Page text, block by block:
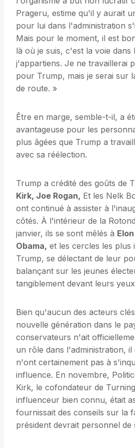
Prageru, estime qu'il y aurait
pour lui dans l'administration
Mais pour le moment, il est
là où je suis, c'est la voie dans
j'appartiens. Je ne travaillerai
pour Trump, mais je serai sur
de route. »
Être en marge, semble-t-il, a
avantageuse pour les
plus âgées que Trump a
avec sa réélection.
Trump a crédité des goûts de
Kirk, Joe Rogan, Et les Nelk
ont continué à assister à
côtés. À l'intérieur de la
janvier, ils se sont mêlés à
Obama, et les cercles les plus
Trump, se délectant de leur
balançant sur les jeunes
tangiblement devant leurs
Bien qu'aucun des acteurs
nouvelle génération dans le
conservateurs n'ait
un rôle dans l'administration, il
n'ont certainement pas à
influence. En novembre,
Kirk, le cofondateur de
influenceur bien connu, était
fournissait des conseils sur la
président devrait personnel de